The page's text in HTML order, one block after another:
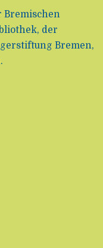
Bremischen
der
Bremen,